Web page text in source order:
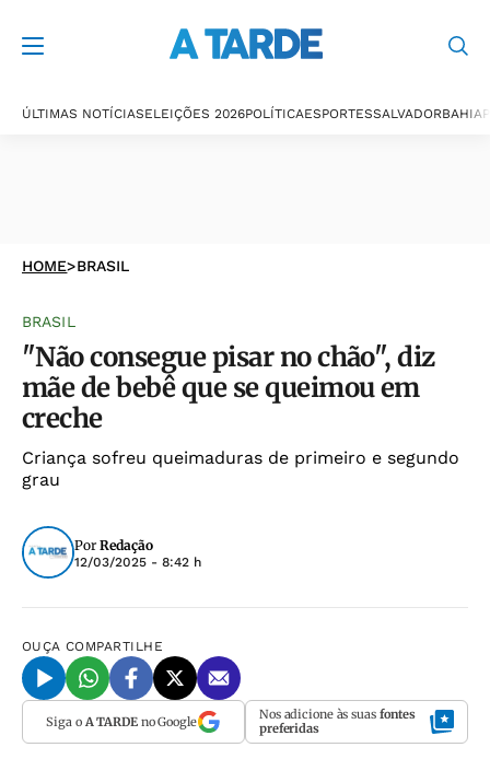
ÚLTIMAS NOTÍCIASELEIÇÕES 2026POLÍTICAESPORTESSALVADORBAHIA
HOME>BRASIL
BRASIL
"Não consegue pisar no chão", diz
mãe de bebê que se queimou em
creche
Criança sofreu queimaduras de primeiro e segundo
grau
Por Redação
12/03/2025 - 8:42 h
OUÇA COMPARTILHE
Siga o A TARDEno Google Nos adicione às suas fontes
preferidas